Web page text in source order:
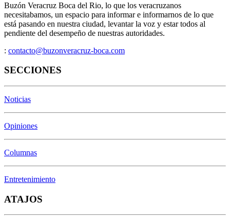
Buzón Veracruz Boca del Rio, lo que los veracruzanos
necesitabamos, un espacio para informar e informarnos de lo que
está pasando en nuestra ciudad, levantar la voz y estar todos al
pendiente del desempeño de nuestras autoridades.
: contacto@buzonveracruz-boca.com
SECCIONES
Noticias
Opiniones
Columnas
Entretenimiento
ATAJOS